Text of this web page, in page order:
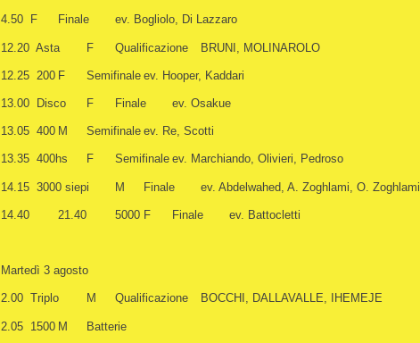
4.50 F Finale ev. Bogliolo, Di Lazzaro
12.20 Asta F Qualificazione BRUNI, MOLINAROLO
12.25 200 F Semifinale ev. Hooper, Kaddari
13.00 Disco F Finale ev. Osakue
13.05 400 M Semifinale ev. Re, Scotti
13.35 400hs F Semifinale ev. Marchiando, Olivieri, Pedroso
14.15 3000 siepi M Finale ev. Abdelwahed, A. Zoghlami, O. Zoghlami
14.40 21.40 5000 F Finale ev. Battocletti
Martedì 3 agosto
2.00 Triplo M Qualificazione BOCCHI, DALLAVALLE, IHEMEJE
2.05 1500 M Batterie